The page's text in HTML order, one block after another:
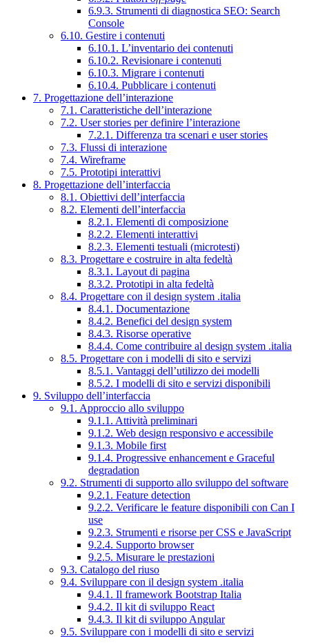
6.9.3. Strumenti di diagnostica SEO: Search
Console
6.10. Gestire i contenuti
6.10.1. L’inventario dei contenuti
6.10.2. Revisionare i contenuti
6.10.3. Migrare i contenuti
6.10.4. Pubblicare i contenuti
7. Progettazione dell’interazione
7.1. Caratteristiche dell’interazione
7.2. User stories per definire l’interazione
7.2.1. Differenza tra scenari e user stories
7.3. Flussi di interazione
7.4. Wireframe
7.5. Prototipi interattivi
8. Progettazione dell’interfaccia
8.1. Obiettivi dell’interfaccia
8.2. Elementi dell’interfaccia
8.2.1. Elementi di composizione
8.2.2. Elementi interattivi
8.2.3. Elementi testuali (microtesti)
8.3. Progettare e costruire in alta fedeltà
8.3.1. Layout di pagina
8.3.2. Prototipi in alta fedeltà
8.4. Progettare con il design system .italia
8.4.1. Documentazione
8.4.2. Benefici del design system
8.4.3. Risorse operative
8.4.4. Come contribuire al design system .italia
8.5. Progettare con i modelli di sito e servizi
8.5.1. Vantaggi dell’utilizzo dei modelli
8.5.2. I modelli di sito e servizi disponibili
9. Sviluppo dell’interfaccia
9.1. Approccio allo sviluppo
9.1.1. Attività preliminari
9.1.2. Web design responsivo e accessibile
9.1.3. Mobile first
9.1.4. Progressive enhancement e Graceful
degradation
9.2. Strumenti di supporto allo sviluppo del software
9.2.1. Feature detection
9.2.2. Verificare le feature disponibili con Can I
use
9.2.3. Strumenti e risorse per CSS e JavaScript
9.2.4. Supporto browser
9.2.5. Misurare le prestazioni
9.3. Catalogo del riuso
9.4. Sviluppare con il design system .italia
9.4.1. Il framework Bootstrap Italia
9.4.2. Il kit di sviluppo React
9.4.3. Il kit di sviluppo Angular
9.5. Sviluppare con i modelli di sito e servizi